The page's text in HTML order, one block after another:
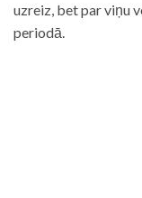
uzreiz, bet par viņu
periodā.